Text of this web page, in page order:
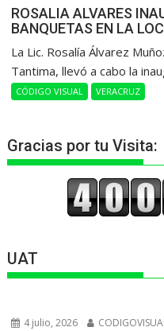
ROSALIA ALVARES
BANQUETAS EN LA
La Lic. Rosalía Álvarez
Tantima, llevó a cabo la
CÓDIGO VISUAL VERACRUZ
Gracias por tu Visita:
UAT
4 julio, 2026